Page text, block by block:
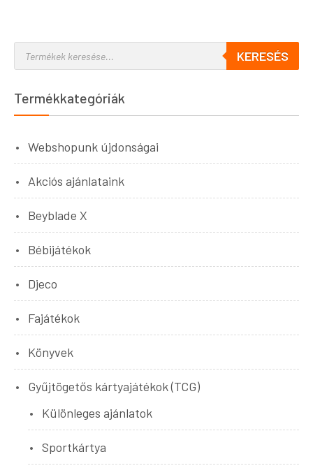
KERESÉS
Termékkategóriák
Webshopunk újdonságai
Akciós ajánlataink
Beyblade X
Bébijátékok
Djeco
Fajátékok
Könyvek
Gyűjtögetős kártyajátékok (TCG)
Különleges ajánlatok
Sportkártya